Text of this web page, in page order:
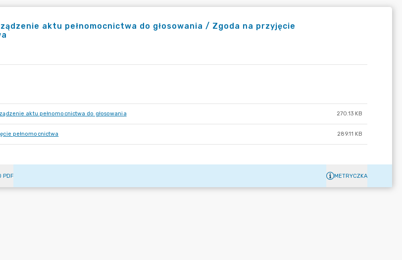
aktu pełnomocnictwa do głosowania / Zgoda na przyjęcie
aktu pełnomocnictwa do głosowania 270.13 KB
pełnomocnictwa 289.11 KB
PDF METRYCZKA